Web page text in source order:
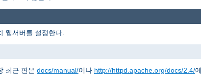
웹서버를 설정한다.
최근 판은 docs/manual/이나 http://httpd.apache.org/docs/2.4/